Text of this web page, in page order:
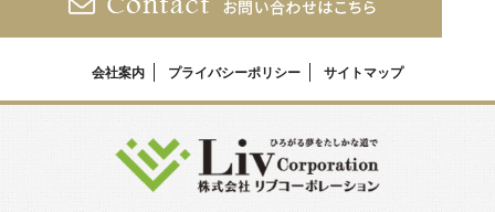
会社案内 プライバシーポリシー サイトマップ